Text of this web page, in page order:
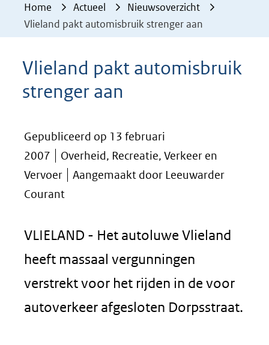
geweigerd.
Home Actueel
Nieuwsoverzicht
Vlieland pakt automisbruik strenger aan
Vlieland pakt automisbruik
strenger aan
Gepubliceerd op 13 februari
2007
Overheid, Recreatie, Verkeer en
Vervoer
Aangemaakt door Leeuwarder
Courant
VLIELAND - Het autoluwe Vlieland
heeft massaal vergunningen
verstrekt voor het rijden in de voor
autoverkeer afgesloten Dorpsstraat.